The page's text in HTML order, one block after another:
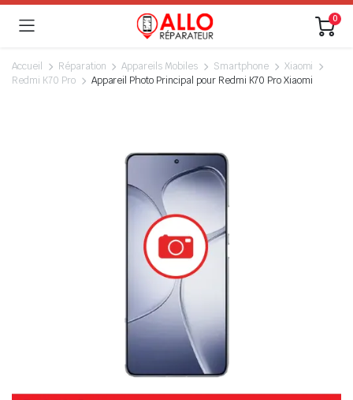
0
Accueil Réparation Appareils Mobiles Smartphone
Xiaomi
Redmi K70 Pro
Appareil Photo Principal pour Redmi K70 Pro Xiaomi